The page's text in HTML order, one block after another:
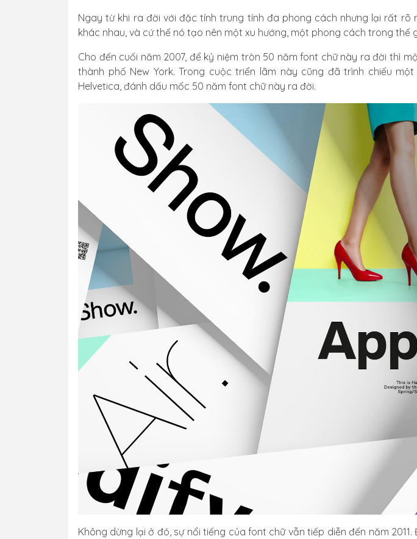
Ngay từ khi ra đời với đặc tính trung tính đa phong cách nhưng lại rất
khác nhau, và cứ thế nó tạo nên một xu hướng, một phong cách trong thế
Cho đến cuối năm 2007, để kỷ niệm tròn 50 năm font chữ này ra đời thì
thành phố New York. Trong cuộc triển lãm này cũng đã trình chiếu
Helvetica, đánh dấu mốc 50 năm font chữ này ra đời.
Không dừng lại ở đó, sự nổi tiếng của font chữ vẫn tiếp diễn đến năm